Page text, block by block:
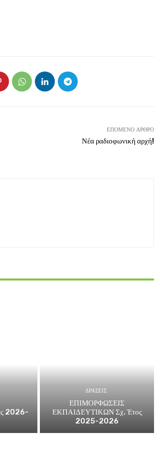
ΕΠΌΜΕΝΟ ΆΡΘΡΟ
Νέα ραδιοφωνική αρχή!
2026-
ΔΡΑΣΕΙΣ
ΕΠΙΜΟΡΦΩΣΕΙΣ
ΕΚΠΑΙΔΕΥΤΙΚΩΝ Σχ. Έτος
2025-2026